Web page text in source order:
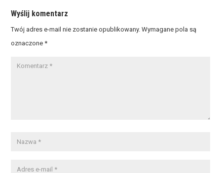
Wyślij komentarz
Twój adres e-mail nie zostanie opublikowany. Wymagane pola są
oznaczone*